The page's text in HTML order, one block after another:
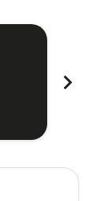
chevron_right